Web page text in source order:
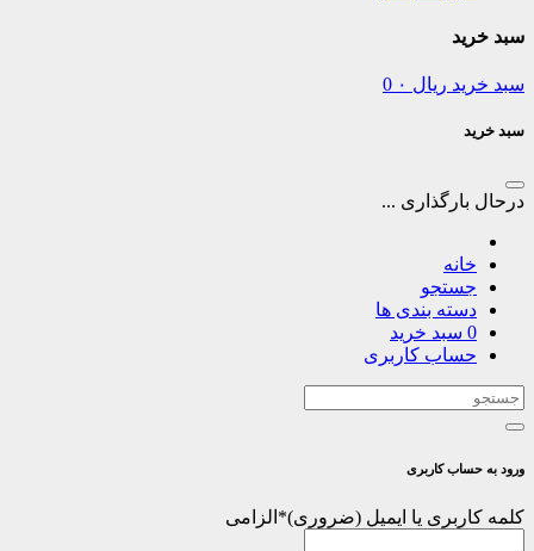
سبد خرید
سبد خرید ریال 0
سبد خرید
درحال بارگذاری ...
خانه
جستجو
دسته بندی ها
0 سبد خرید
حساب کاربری
ورود به حساب کاربری
کلمه کاربری یا ایمیل * الزامی